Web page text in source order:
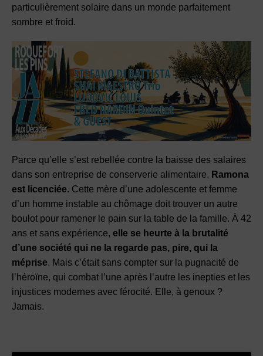
particulièrement solaire dans un monde parfaitement
sombre et froid.
Parce qu’elle s’est rebellée contre la baisse des salaires
dans son entreprise de conserverie alimentaire, Ramona
est licenciée. Cette mère d’une adolescente et femme
d’un homme instable au chômage doit trouver un autre
boulot pour ramener le pain sur la table de la famille. À 42
ans et sans expérience, elle se heurte à la brutalité
d’une société qui ne la regarde pas, pire, qui la
méprise. Mais c’était sans compter sur la pugnacité de
l’héroïne, qui combat l’une après l’autre les inepties et les
injustices modernes avec férocité. Elle, à genoux ?
Jamais.